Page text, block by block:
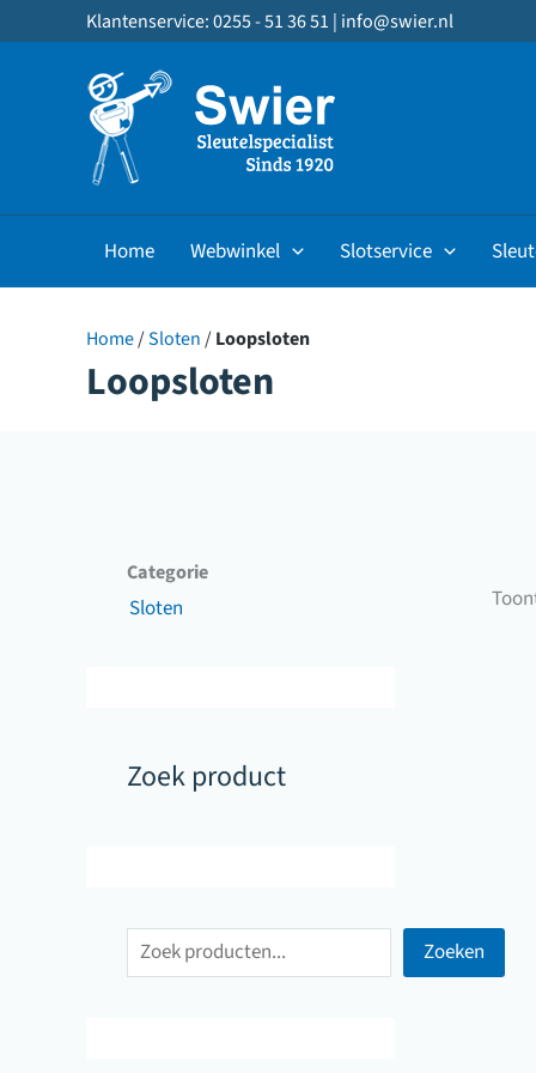
naar
Klantenservice: 0255 - 51 36 51 | info@swier.nl
Home Webwinkel Slotservice
Home/Sloten/Loopsloten
Loopsloten
Categorie
Sloten
Zoek product
Zoeken